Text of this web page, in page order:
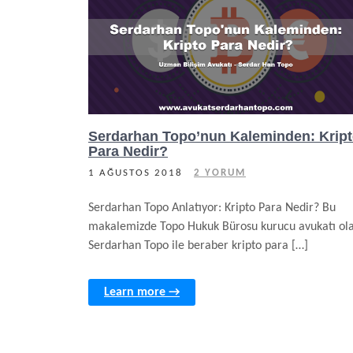
Serdarhan Topo’nun Kaleminden:
Para Nedir?
1 AĞUSTOS 2018 2 YORUM
Serdarhan Topo Anlatıyor: Kripto Para Nedir? Bu
makalemizde Topo Hukuk Bürosu kurucu avukatı
Serdarhan Topo ile beraber kripto para […]
Learn more →